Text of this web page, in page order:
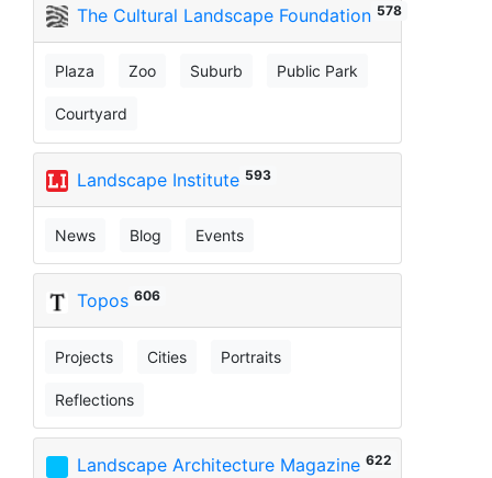
The Cultural Landscape Foundation 578
Plaza Zoo Suburb Public Park
Courtyard
Landscape Institute 593
News Blog Events
Topos 606
Projects Cities Portraits
Reflections
Landscape Architecture Magazine 622